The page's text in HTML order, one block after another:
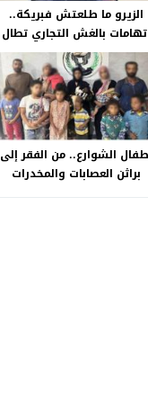
الزيرو ما طلعتش فبريكة..
بالغش التجاري تطال
«HA Auto التجمع».. شكوى
شراء سيارة بـ3 ملايين جنيه
تفجّر الأزمة
الشوارع.. من الفقر إلى
براثن العصابات والمخدرات